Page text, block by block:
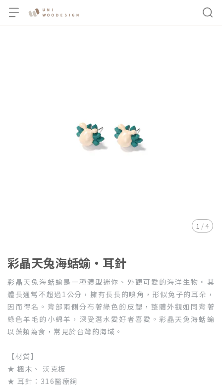
1 / 4
彩晶天兔海蛞蝓・耳針
彩晶天兔海蛞蝓是一種體型迷你、外觀可愛的海洋生物。其
體長通常不超過1公分，擁有長長的嗅角，形似兔子的耳朵，
因而得名。背部兩側分布著綠色的皮鰓，整體外觀如同背著
綠色羊毛的小綿羊，深受潛水愛好者喜愛。彩晶天兔海蛞蝓
以藻類為食，常見於台灣的海域。
【材質】
★ 楓木、 沃克板
★ 耳針：316醫療鋼